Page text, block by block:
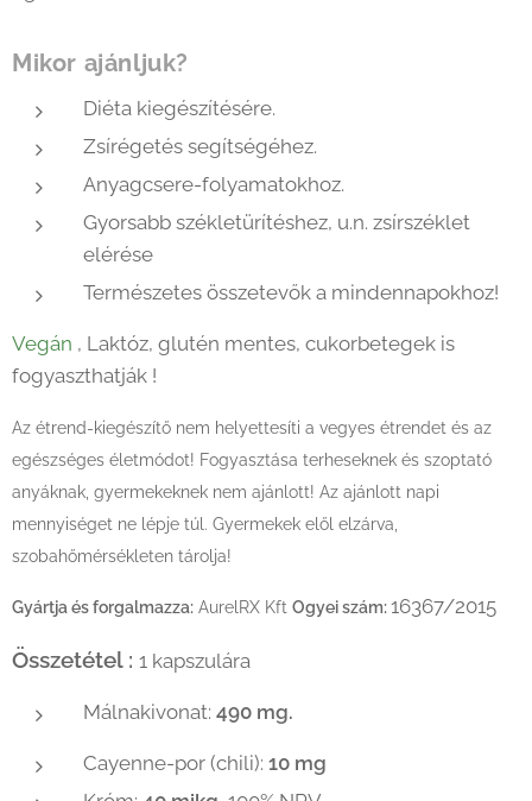
Mikor ajánljuk?
Diéta kiegészítésére.
Zsírégetés segítségéhez.
Anyagcsere-folyamatokhoz.
Gyorsabb székletürítéshez, u.n. zsírszéklet
elérése
Természetes összetevők a mindennapokhoz!
Vegán , Laktóz, glutén mentes, cukorbetegek is
fogyaszthatják !
Az étrend-kiegészítő nem helyettesíti a vegyes étrendet és az
egészséges életmódot! Fogyasztása terheseknek és szoptató
anyáknak, gyermekeknek nem ajánlott! Az ajánlott napi
mennyiséget ne lépje túl. Gyermekek elől elzárva,
szobahőmérsékleten tárolja!
Gyártja és forgalmazza: AurelRX Kft Ogyei szám:16367/2015
Összetétel : 1 kapszulára
Málnakivonat: 490 mg.
Cayenne-por (chili): 10 mg